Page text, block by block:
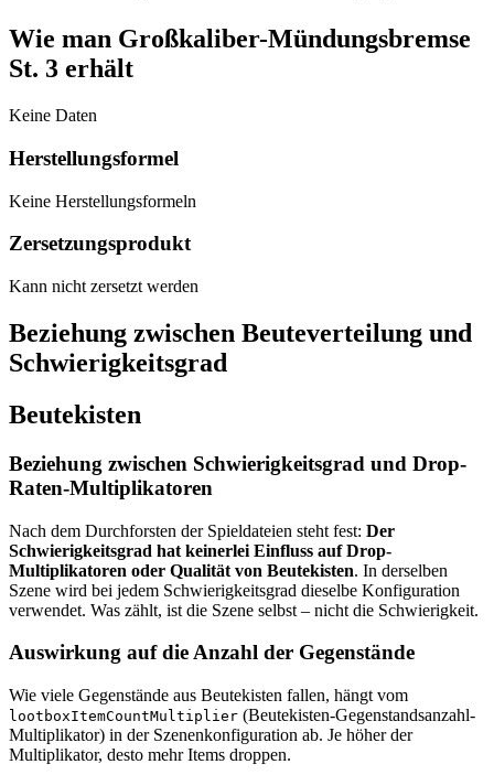
Wie man Großkaliber-Mündungsbremse
St. 3 erhält
Keine Daten
Herstellungsformel
Keine Herstellungsformeln
Zersetzungsprodukt
Kann nicht zersetzt werden
Beziehung zwischen Beuteverteilung und
Schwierigkeitsgrad
Beutekisten
Beziehung zwischen Schwierigkeitsgrad und Drop-
Raten-Multiplikatoren
Nach dem Durchforsten der Spieldateien steht fest: Der
Schwierigkeitsgrad hat keinerlei Einfluss auf Drop-
Multiplikatoren oder Qualität von Beutekisten. In derselben
Szene wird bei jedem Schwierigkeitsgrad dieselbe Konfiguration
verwendet. Was zählt, ist die Szene selbst – nicht die Schwierigkeit.
Auswirkung auf die Anzahl der Gegenstände
Wie viele Gegenstände aus Beutekisten fallen, hängt vom
lootboxItemCountMultiplier (Beutekisten-Gegenstandsanzahl-
Multiplikator) in der Szenenkonfiguration ab. Je höher der
Multiplikator, desto mehr Items droppen.